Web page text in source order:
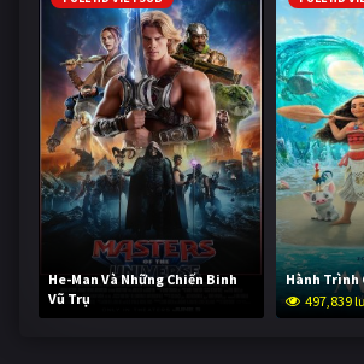
He-Man Và Những Chiến Binh
Vũ Trụ
247,265 lượt xem
Hành Trình
497,839